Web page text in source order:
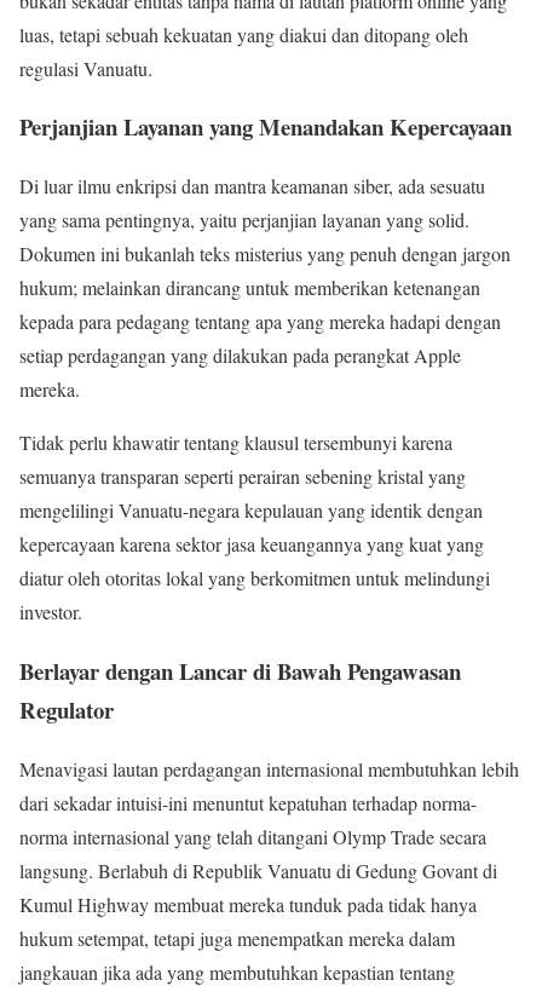
luas, tetapi sebuah kekuatan yang diakui dan ditopang oleh
regulasi Vanuatu.
Perjanjian Layanan yang Menandakan Kepercayaan
Di luar ilmu enkripsi dan mantra keamanan siber, ada sesuatu
yang sama pentingnya, yaitu perjanjian layanan yang solid.
Dokumen ini bukanlah teks misterius yang penuh dengan jargon
hukum; melainkan dirancang untuk memberikan ketenangan
kepada para pedagang tentang apa yang mereka hadapi dengan
setiap perdagangan yang dilakukan pada perangkat Apple
mereka.
Tidak perlu khawatir tentang klausul tersembunyi karena
semuanya transparan seperti perairan sebening kristal yang
mengelilingi Vanuatu-negara kepulauan yang identik dengan
kepercayaan karena sektor jasa keuangannya yang kuat yang
diatur oleh otoritas lokal yang berkomitmen untuk melindungi
investor.
Berlayar dengan Lancar di Bawah Pengawasan
Regulator
Menavigasi lautan perdagangan internasional membutuhkan lebih
dari sekadar intuisi-ini menuntut kepatuhan terhadap norma-
norma internasional yang telah ditangani Olymp Trade secara
langsung. Berlabuh di Republik Vanuatu di Gedung Govant di
Kumul Highway membuat mereka tunduk pada tidak hanya
hukum setempat, tetapi juga menempatkan mereka dalam
jangkauan jika ada yang membutuhkan kepastian tentang